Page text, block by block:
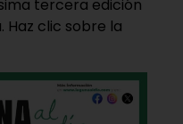
tercera edición
Haz clic sobre la